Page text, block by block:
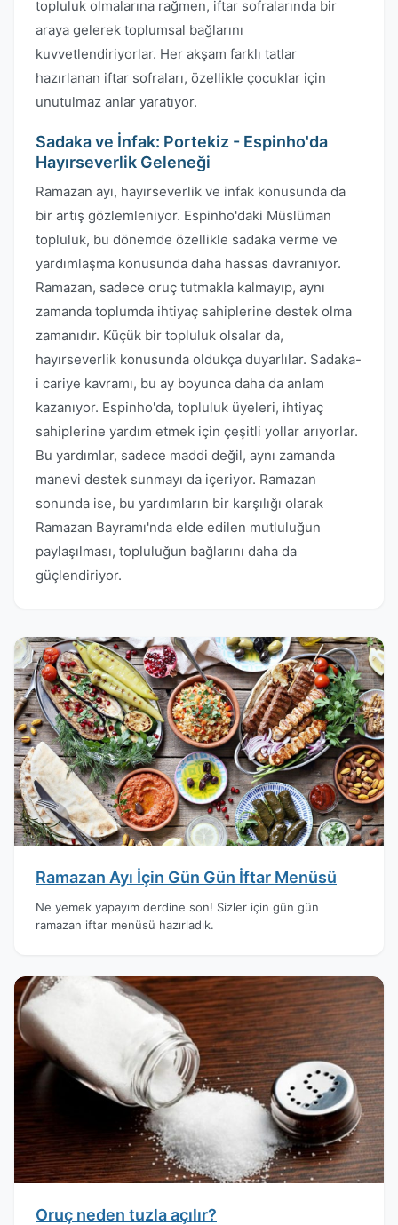
topluluk olmalarına rağmen, iftar sofralarında bir
araya gelerek toplumsal bağlarını
kuvvetlendiriyorlar. Her akşam farklı tatlar
hazırlanan iftar sofraları, özellikle çocuklar için
unutulmaz anlar yaratıyor.
Sadaka ve İnfak: Portekiz - Espinho'da
Hayırseverlik Geleneği
Ramazan ayı, hayırseverlik ve infak konusunda da
bir artış gözlemleniyor. Espinho'daki Müslüman
topluluk, bu dönemde özellikle sadaka verme ve
yardımlaşma konusunda daha hassas davranıyor.
Ramazan, sadece oruç tutmakla kalmayıp, aynı
zamanda toplumda ihtiyaç sahiplerine destek olma
zamanıdır. Küçük bir topluluk olsalar da,
hayırseverlik konusunda oldukça duyarlılar. Sadaka-
i cariye kavramı, bu ay boyunca daha da anlam
kazanıyor. Espinho'da, topluluk üyeleri, ihtiyaç
sahiplerine yardım etmek için çeşitli yollar arıyorlar.
Bu yardımlar, sadece maddi değil, aynı zamanda
manevi destek sunmayı da içeriyor. Ramazan
sonunda ise, bu yardımların bir karşılığı olarak
Ramazan Bayramı'nda elde edilen mutluluğun
paylaşılması, topluluğun bağlarını daha da
güçlendiriyor.
Ramazan Ayı İçin Gün Gün İftar Menüsü
Ne yemek yapayım derdine son! Sizler için gün gün
ramazan iftar menüsü hazırladık.
Oruç neden tuzla açılır?